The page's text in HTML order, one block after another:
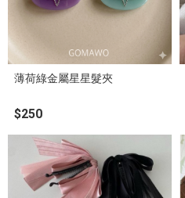
薄荷綠金屬星星髮夾
$250